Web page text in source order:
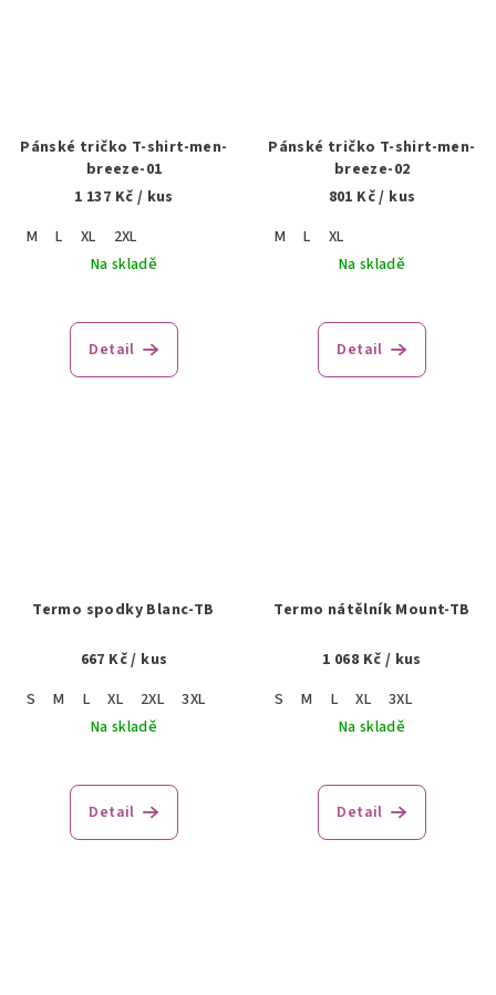
Pánské tričko T-shirt-men-
breeze-01
1 137 Kč / kus
M
L XL
2XL
Na skladě
Detail
Pánské tričko T-shirt-men-
breeze-02
801 Kč/ kus
M
L
XL
Na skladě
Detail
Termo spodky Blanc-TB
667 Kč/ kus
S
M L XL 2XL
3XL
Na skladě
Detail
Termo nátělník Mount-TB
1 068 Kč / kus
S
M L XL
3XL
Na skladě
Detail